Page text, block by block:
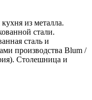
из металла.
стали.
сталь и
производства Blum /
Столешница и